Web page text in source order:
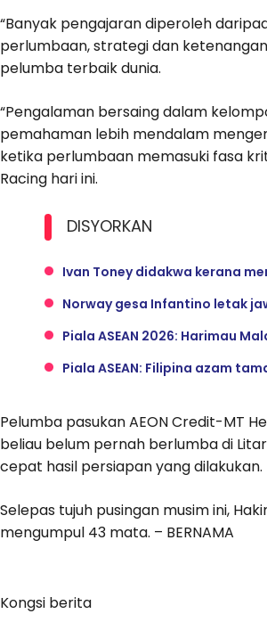
“Banyak pengajaran diperoleh
perlumbaan, strategi dan
pelumba terbaik dunia.
“Pengalaman bersaing dalam
pemahaman lebih mendalam
ketika perlumbaan memasuki fasa
Racing hari ini.
DISYORKAN
Ivan Toney didakwa kerana
Norway gesa Infantino letak
Piala ASEAN 2026: Harimau
Piala ASEAN: Filipina azam
Pelumba pasukan AEON Credit-MT
beliau belum pernah berlumba di
cepat hasil persiapan yang dilakukan.
Selepas tujuh pusingan musim ini,
mengumpul 43 mata. – BERNAMA
Kongsi berita